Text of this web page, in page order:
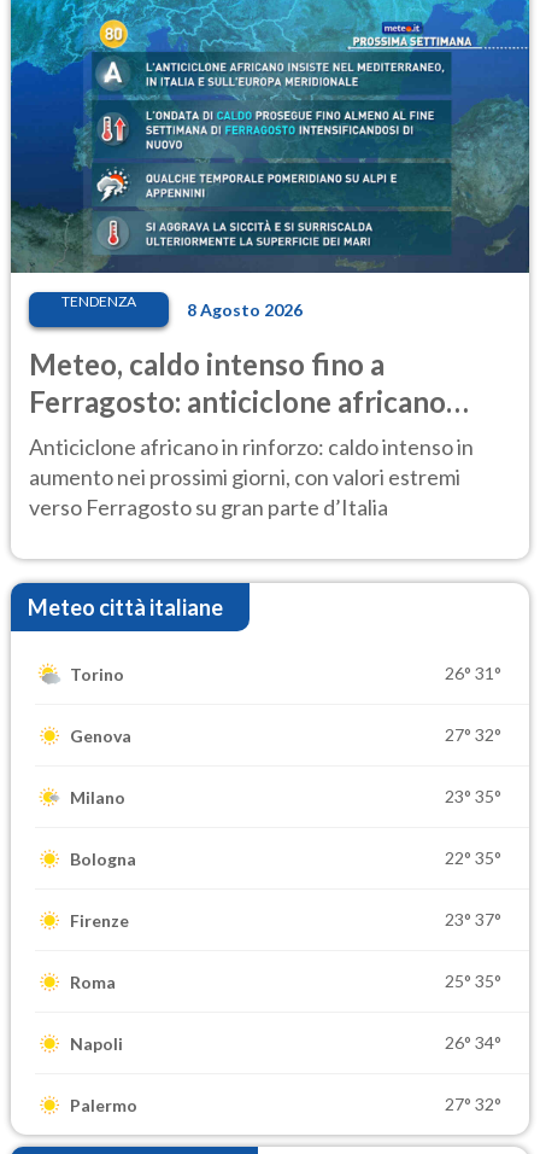
TENDENZA 8 Agosto 2026
Meteo, caldo intenso fino a
Ferragosto: anticiclone africano
ancora protagonista
Anticiclone africano in rinforzo: caldo intenso in
aumento nei prossimi giorni, con valori estremi
verso Ferragosto su gran parte d’Italia
Meteo città italiane
Torino 26° 31°
Genova 27° 32°
Milano 23° 35°
Bologna 22° 35°
Firenze 23° 37°
Roma 25° 35°
Napoli 26° 34°
Palermo 27° 32°